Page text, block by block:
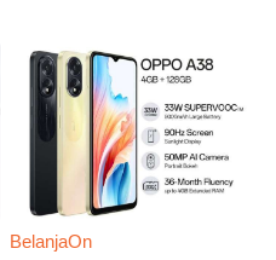
BelanjaOn